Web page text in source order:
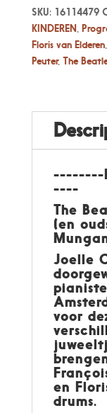
SKU: 16114479
KINDEREN,
Floris van Elderen,
Peuter, The
--------
----
The
(en
Joelle
voor
en
drums.